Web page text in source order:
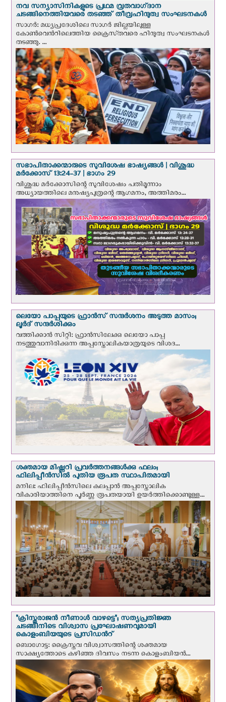
നവ സന്യാസിനികളുടെ പ്രഥമ വ്രതവാഗ്‌ദാന
ചടങ്ങിനെത്തിയവരെ തടഞ്ഞ് തീവ്രഹിന്ദുത്വ സംഘടനകള്‍
സാഗർ: മധ്യപ്രദേശിലെ സാഗർ ജില്ലയിലുള്ള
കോൺവെന്‍റിലെത്തിയ ക്രൈസ്‌തവരെ ഹിന്ദുത്വ സംഘടനകൾ
തടഞ്ഞു. ...
സഭാപിതാക്കന്മാരുടെ സുവിശേഷ ഭാഷ്യങ്ങള്‍ | വിശുദ്ധ
മര്‍ക്കോസ് 13:24-37 | ഭാഗം 29
വിശുദ്ധ മര്‍ക്കോസിന്റെ സുവിശേഷം പതിമൂന്നാം
അധ്യായത്തിലെ മനുഷ്യപുത്രന്റെ ആഗമനം, അത്തിമരം...
ലെയോ പാപ്പയുടെ ഫ്രാന്‍സ് സന്ദര്‍ശനം അടുത്ത മാസം;
ലൂര്‍ദ് സന്ദര്‍ശിക്കും
വത്തിക്കാന്‍ സിറ്റി: ഫ്രാൻസിലേക്കു ലെയോ പാപ്പ
നടത്തുവാനിരിക്കുന്ന അപ്പസ്തോലികയാത്രയുടെ വിശദ...
ശക്തമായ മിഷ്ണറി പ്രവർത്തനങ്ങൾക്കു ഫലം;
ഫിലിപ്പീൻസിൽ പുതിയ രൂപത സ്ഥാപിതമായി
മനില: ഫിലിപ്പീൻസിലെ കലപ്പാൻ അപ്പസ്തോലിക
വികാരിയാത്തിനെ പൂർണ്ണ രൂപതയായി ഉയർത്തിക്കൊണ്ടുള്ള...
"ക്രിസ്തുരാജന്‍ നീണാള്‍ വാഴട്ടെ"; സത്യപ്രതിജ്ഞ
ചടങ്ങിനിടെ വിശ്വാസ പ്രഘോഷണവുമായി
കൊളംബിയയുടെ പ്രസിഡന്‍റ്
ബൊഗോട്ട: ക്രൈസ്തവ വിശ്വാസത്തിന്റെ ശക്തമായ
സാക്ഷ്യത്തോടെ കഴിഞ്ഞ ദിവസം നടന്ന കൊളംബിയന്‍...